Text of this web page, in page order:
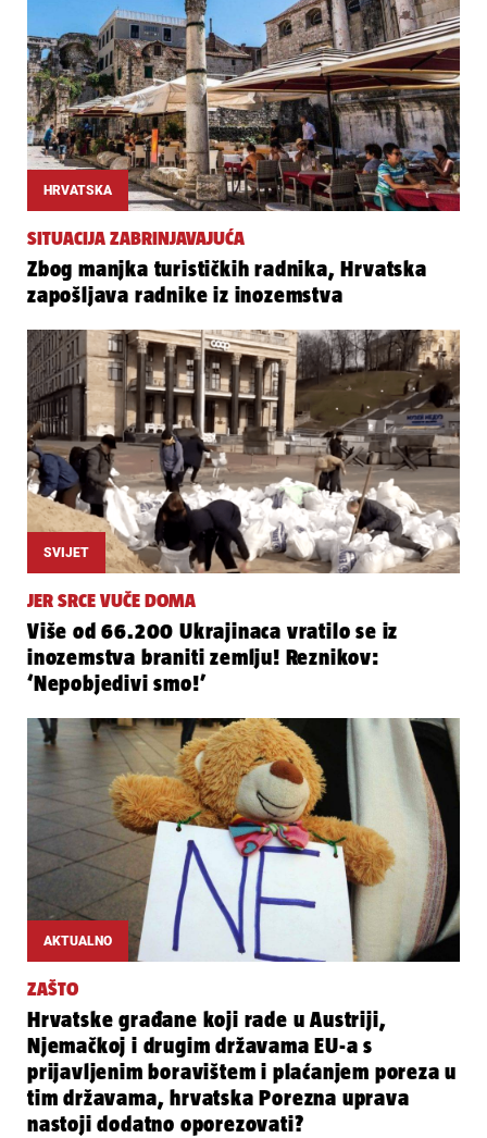
HRVATSKA
SITUACIJA ZABRINJAVAJUĆA
Zbog manjka turističkih radnika, Hrvatska
zapošljava radnike iz inozemstva
SVIJET
JER SRCE VUČE DOMA
Više od 66.200 Ukrajinaca vratilo se iz
inozemstva braniti zemlju! Reznikov:
‘Nepobjedivi smo!’
AKTUALNO
ZAŠTO
Hrvatske građane koji rade u Austriji,
Njemačkoj i drugim državama EU-a s
prijavljenim boravištem i plaćanjem poreza u
tim državama, hrvatska Porezna uprava
nastoji dodatno oporezovati?